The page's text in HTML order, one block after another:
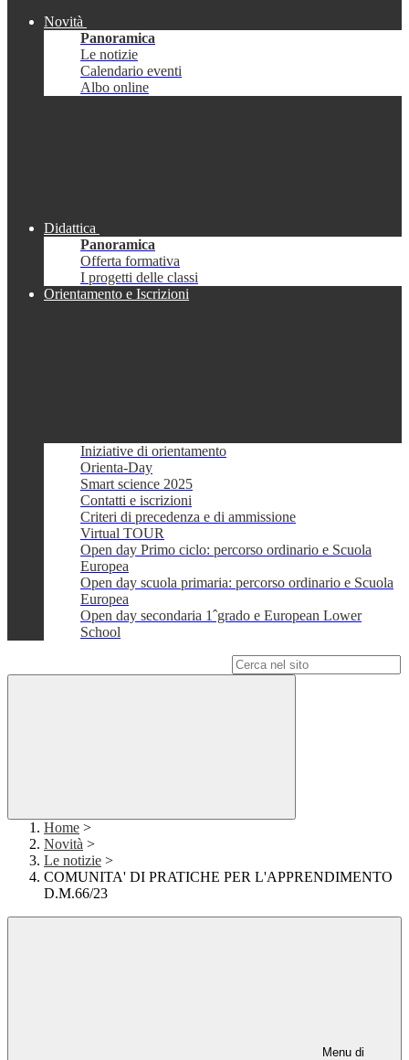
Novità
Panoramica
Le notizie
Calendario eventi
Albo online
Didattica
Panoramica
Offerta formativa
I progetti delle classi
Orientamento e Iscrizioni
Iniziative di orientamento
Orienta-Day
Smart science 2025
Contatti e iscrizioni
Criteri di precedenza e di ammissione
Virtual TOUR
Open day Primo ciclo: percorso ordinario e Scuola
Europea
Open day scuola primaria: percorso ordinario e Scuola
Europea
Open day secondaria 1ˆgrado e European Lower
School
Home >
Novità >
Le notizie >
COMUNITA' DI PRATICHE PER L'APPRENDIMENTO
D.M.66/23
Menu di